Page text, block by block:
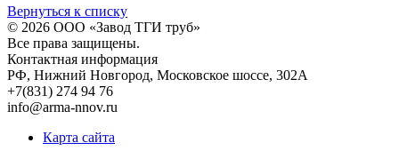
Вернуться к списку
© 2026 ООО «Завод ТГИ труб»
Все права защищены.
Контактная информация
РФ, Нижний Новгород, Московское шоссе, 302А
+7(831) 274 94 76
info@arma-nnov.ru
Карта сайта